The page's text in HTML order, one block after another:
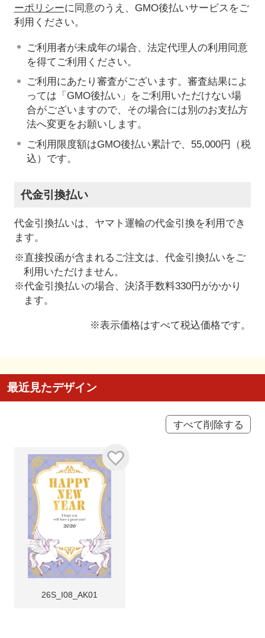
ーポリシーに同意のうえ、GMO後払いサービスをご
利用ください。
ご利用者が未成年の場合、法定代理人の利用同意
を得てご利用ください。
ご利用にあたり審査がございます。審査結果によ
っては「GMO後払い」をご利用いただけない場
合がございますので、その場合には別のお支払方
法へ変更をお願いします。
ご利用限度額はGMO後払い累計で、55,000円（税
込）です。
代金引換払い
代金引換払いは、ヤマト運輸の代金引換を利用でき
ます。
※直接投函が含まれるご注文は、代金引換払いをご
利用いただけません。
※代金引換払いの場合、決済手数料330円がかかり
ます。
※表示価格はすべて税込価格です。
最近見たデザイン
すべて削除する
26S_I08_AK01